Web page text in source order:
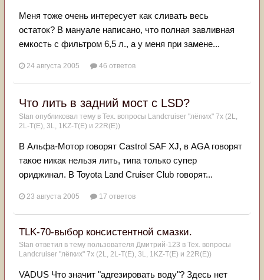
Меня тоже очень интересует как сливать весь
остаток? В мануале написано, что полная завливная
емкость с фильтром 6,5 л., а у меня при замене...
24 августа 2005 46 ответов
Что лить в задний мост с LSD?
Stan опубликовал тему в Тех. вопросы Landcruiser "лёгких" 7x (2L,
2L-T(Е), 3L, 1KZ-T(E) и 22R(Е))
В Альфа-Мотор говорят Castrol SAF XJ, в AGA говорят
такое никак нельзя лить, типа только супер
ориджинал. В Toyota Land Cruiser Club говорят...
23 августа 2005 17 ответов
TLK-70-выбор консистентной смазки.
Stan ответил в тему пользователя Дмитрий-123 в Тех. вопросы
Landcruiser "лёгких" 7x (2L, 2L-T(Е), 3L, 1KZ-T(E) и 22R(Е))
VADUS Что значит "адгезировать воду"? Здесь нет